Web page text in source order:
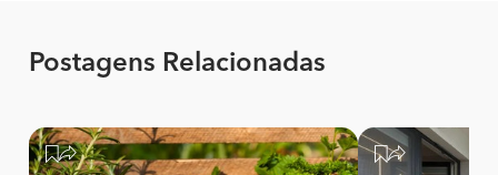
Postagens Relacionadas